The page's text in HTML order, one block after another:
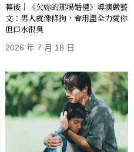
幕後｜《欠妳的那場婚禮》導演嚴藝
文：男人就像條狗，會用盡全力愛你
但口水很臭
2026 年 7 月 18 日